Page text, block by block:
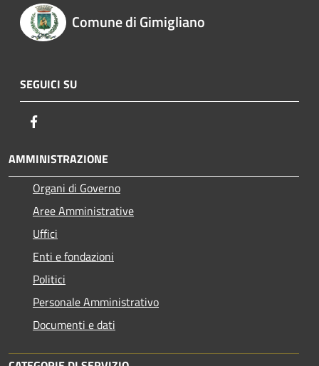
Comune di Gimigliano
SEGUICI SU
AMMINISTRAZIONE
Organi di Governo
Aree Amministrative
Uffici
Enti e fondazioni
Politici
Personale Amministrativo
Documenti e dati